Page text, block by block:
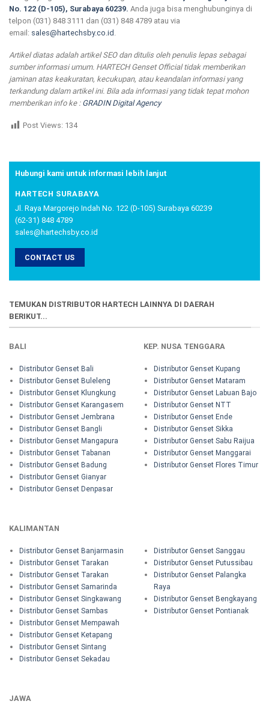
No. 122 (D-105), Surabaya 60239. Anda juga bisa menghubunginya di
telpon (031) 848 3111 dan (031) 848 4789 atau via
email: sales@hartechsby.co.id .
Artikel diatas adalah artikel SEO dan ditulis oleh penulis lepas sebagai
sumber informasi umum. HARTECH Genset Official tidak memberikan
jaminan atas keakuratan, kecukupan, atau keandalan informasi yang
terkandung dalam artikel ini. Bila ada informasi yang tidak tepat mohon
memberikan info ke : GRADIN Digital Agency
Post Views: 134
Hubungi kami untuk informasi lebih lanjut
HARTECH SURABAYA
Jl. Raya Margorejo Indah No. 122 (D-105) Surabaya 60239
(62-31) 848 4789
sales@hartechsby.co.id
CONTACT US
TEMUKAN DISTRIBUTOR HARTECH LAINNYA DI DAERAH
BERIKUT...
BALI
Distributor Genset Bali
Distributor Genset Buleleng
Distributor Genset Klungkung
Distributor Genset Karangasem
Distributor Genset Jembrana
Distributor Genset Bangli
Distributor Genset Mangapura
Distributor Genset Tabanan
Distributor Genset Badung
Distributor Genset Gianyar
Distributor Genset Denpasar
KEP. NUSA TENGGARA
Distributor Genset Kupang
Distributor Genset Mataram
Distributor Genset Labuan Bajo
Distributor Genset NTT
Distributor Genset Ende
Distributor Genset Sikka
Distributor Genset Sabu Raijua
Distributor Genset Manggarai
Distributor Genset Flores Timur
KALIMANTAN
Distributor Genset Banjarmasin
Distributor Genset Tarakan
Distributor Genset Tarakan
Distributor Genset Samarinda
Distributor Genset Singkawang
Distributor Genset Sambas
Distributor Genset Mempawah
Distributor Genset Ketapang
Distributor Genset Sintang
Distributor Genset Sekadau
Distributor Genset Sanggau
Distributor Genset Putussibau
Distributor Genset Palangka
Raya
Distributor Genset Bengkayang
Distributor Genset Pontianak
JAWA